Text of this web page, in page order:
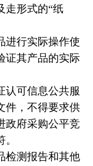
走形式的“纸
进行实际操作使
证其产品的实际
认可信息公共服
件，不得要求供
政府采购公平竞
检测报告和其他